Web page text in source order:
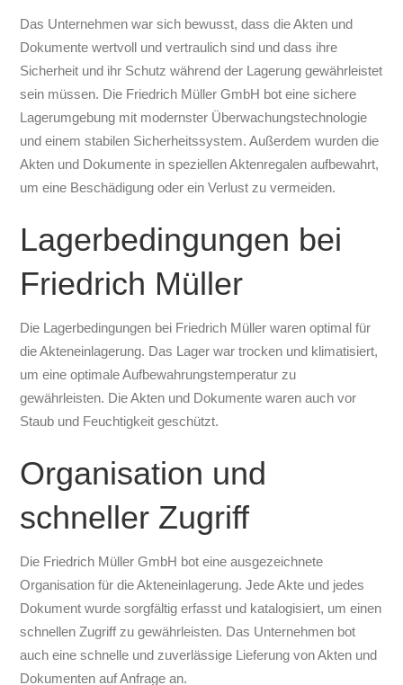
Das Unternehmen war sich bewusst, dass die Akten und
Dokumente wertvoll und vertraulich sind und dass ihre
Sicherheit und ihr Schutz während der Lagerung gewährleistet
sein müssen. Die Friedrich Müller GmbH bot eine sichere
Lagerumgebung mit modernster Überwachungstechnologie
und einem stabilen Sicherheitssystem. Außerdem wurden die
Akten und Dokumente in speziellen Aktenregalen aufbewahrt,
um eine Beschädigung oder ein Verlust zu vermeiden.
Lagerbedingungen bei
Friedrich Müller
Die Lagerbedingungen bei Friedrich Müller waren optimal für
die Akteneinlagerung. Das Lager war trocken und klimatisiert,
um eine optimale Aufbewahrungstemperatur zu
gewährleisten. Die Akten und Dokumente waren auch vor
Staub und Feuchtigkeit geschützt.
Organisation und
schneller Zugriff
Die Friedrich Müller GmbH bot eine ausgezeichnete
Organisation für die Akteneinlagerung. Jede Akte und jedes
Dokument wurde sorgfältig erfasst und katalogisiert, um einen
schnellen Zugriff zu gewährleisten. Das Unternehmen bot
auch eine schnelle und zuverlässige Lieferung von Akten und
Dokumenten auf Anfrage an.